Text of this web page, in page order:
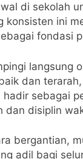
di sekolah
ini
fondasi
langsung
dan
sebagai
dan disiplin
bergantian,
adil bagi